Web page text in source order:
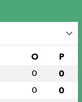
O P
0 0
0 0